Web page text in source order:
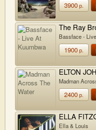
3900р.
The Ray
Bassface -
1900р.
ELTON
Madman
2400р.
ELLA
Ella & Louis